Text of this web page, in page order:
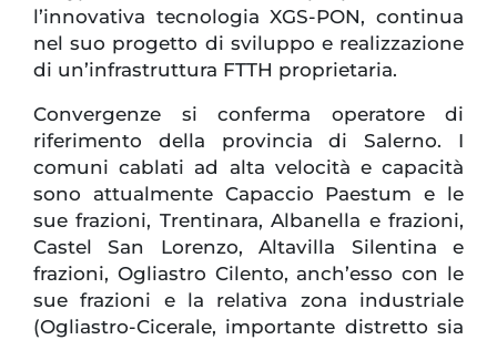
l’innovativa tecnologia XGS-PON, continua
nel suo progetto di sviluppo e realizzazione
di un’infrastruttura FTTH proprietaria.
Convergenze si conferma operatore di
riferimento della provincia di Salerno. I
comuni cablati ad alta velocità e capacità
sono attualmente Capaccio Paestum e le
sue frazioni, Trentinara, Albanella e frazioni,
Castel San Lorenzo, Altavilla Silentina e
frazioni, Ogliastro Cilento, anch’esso con le
sue frazioni e la relativa zona industriale
(Ogliastro-Cicerale, importante distretto sia